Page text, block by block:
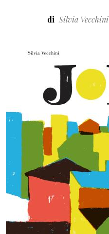
di Silvia Vecchini